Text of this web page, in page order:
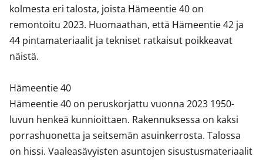
kolmesta eri talosta, joista Hämeentie 40 on
remontoitu 2023. Huomaathan, että Hämeentie 42 ja
44 pintamateriaalit ja tekniset ratkaisut poikkeavat
näistä.
Hämeentie 40
Hämeentie 40 on peruskorjattu vuonna 2023 1950-
luvun henkeä kunnioittaen. Rakennuksessa on kaksi
porrashuonetta ja seitsemän asuinkerrosta. Talossa
on hissi. Vaaleasävyisten asuntojen sisustusmateriaalit